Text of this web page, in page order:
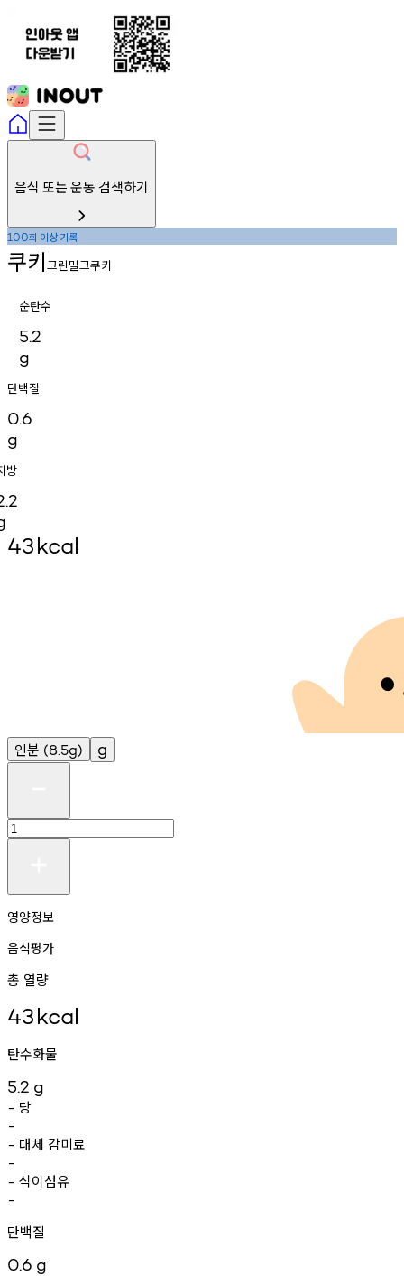
음식 또는 운동 검색하기
100회 이상기록
쿠키그린밀크쿠키
순탄수
5.2
g
단백질
0.6
g
방
43kcal
인분 (8.5g) g
영양정보
음식평가
총 열량
43kcal
탄수화물
5.2 g
- 당
-
- 대체 감미료
-
- 식이섬유
-
단백질
0.6 g